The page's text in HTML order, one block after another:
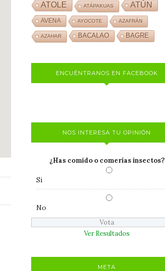
ATOLE ATÁPAKUAS ATÚN
AVENA AYOCOTE AZAFRÁN
AZAHAR BACALAO BAGRE
ENCUÉNTRANOS EN FACEBOOK
NOS INTERESA TU OPINIÓN
¿Has comido o comerías insectos?
Si
No
Ver Resultados
META